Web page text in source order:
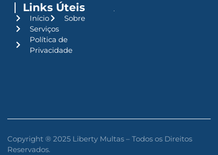
Links Úteis
Início
Sobre
Serviços
Política de
Privacidade
Copyright ® 2025 Liberty Multas – Todos os Direitos
Reservados.